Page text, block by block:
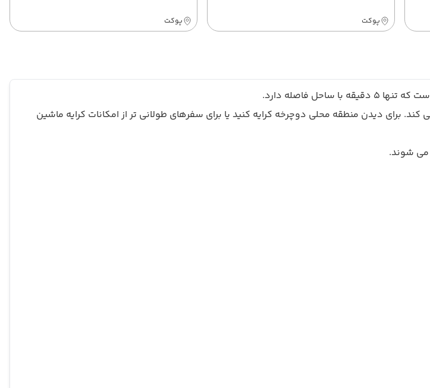
پوکت پوکت
فاصله دارد.
برای دیدن منطقه محلی دوچرخه کرایه کنید یا برای سفرهای طولانی تر از امکانات کرایه ماشین
می شوند.